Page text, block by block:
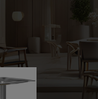
DE LA PLAQUE DE FOND